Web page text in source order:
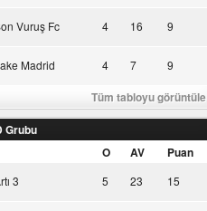
Vuruş Fc 4 16 9
Madrid 4 7 9
Tüm tabloyu görüntüle
Grubu
O AV Puan
3 5 23 15